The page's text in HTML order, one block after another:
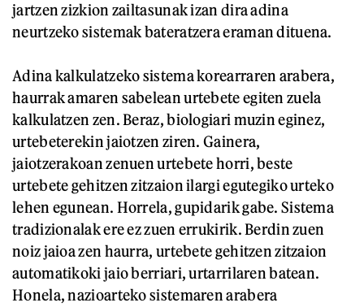
jartzen zizkion zailtasunak izan dira adina
neurtzeko sistemak bateratzera eraman dituena.
Adina kalkulatzeko sistema korearraren arabera,
haurrak amaren sabelean urtebete egiten zuela
kalkulatzen zen. Beraz, biologiari muzin eginez,
urtebeterekin jaiotzen ziren. Gainera,
jaiotzerakoan zenuen urtebete horri, beste
urtebete gehitzen zitzaion ilargi egutegiko urteko
lehen egunean. Horrela, gupidarik gabe. Sistema
tradizionalak ere ez zuen errukirik. Berdin zuen
noiz jaioa zen haurra, urtebete gehitzen zitzaion
automatikoki jaio berriari, urtarrilaren batean.
Honela, nazioarteko sistemaren arabera